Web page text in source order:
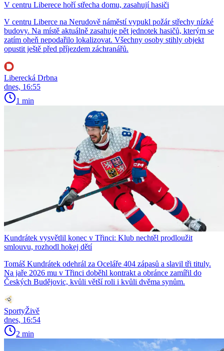
V centru Liberece hoří střecha domu, zasahují hasiči
V centru Liberce na Nerudově náměstí vypukl požár střechy nízké
budovy. Na místě aktuálně zasahuje pět jednotek hasičů, kterým se
zatím oheň nepodařilo lokalizovat. Všechny osoby stihly objekt
opustit ještě před příjezdem záchranářů.
Liberecká Drbna
dnes, 16:55
1 min
Kundrátek vysvětlil konec v Třinci: Klub nechtěl prodloužit
smlouvu, rozhodl hokej dětí
Tomáš Kundrátek odehrál za Oceláře 404 zápasů a slavil tři tituly.
Na jaře 2026 mu v Třinci doběhl kontrakt a obránce zamířil do
Českých Budějovic, kvůli větší roli i kvůli dvěma synům.
SportyŽivě
dnes, 16:54
2 min